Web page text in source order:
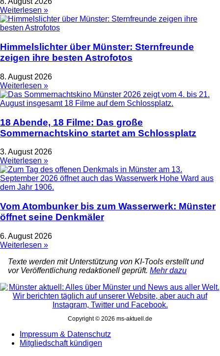
Weiterlesen »
Himmelslichter über Münster: Sternfreunde
zeigen ihre besten Astrofotos
8. August 2026
Weiterlesen »
18 Abende, 18 Filme: Das große
Sommernachtskino startet am Schlossplatz
3. August 2026
Weiterlesen »
Vom Atombunker bis zum Wasserwerk: Münster
öffnet seine Denkmäler
6. August 2026
Weiterlesen »
Texte werden mit Unterstützung von KI-Tools erstellt und
vor Veröffentlichung redaktionell geprüft. Mehr dazu
Copyright © 2026 ms-aktuell.de
Impressum & Datenschutz
Mitgliedschaft kündigen